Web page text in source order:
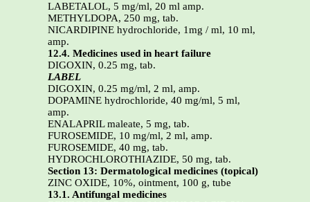
LABETALOL, 5 mg/ml, 20 ml amp.
METHYLDOPA, 250 mg, tab.
NICARDIPINE hydrochloride, 1mg / ml, 10 ml,
amp.
12.4. Medicines used in heart failure
DIGOXIN, 0.25 mg, tab.
LABEL
DIGOXIN, 0.25 mg/ml, 2 ml, amp.
DOPAMINE hydrochloride, 40 mg/ml, 5 ml,
amp.
ENALAPRIL maleate, 5 mg, tab.
FUROSEMIDE, 10 mg/ml, 2 ml, amp.
FUROSEMIDE, 40 mg, tab.
HYDROCHLOROTHIAZIDE, 50 mg, tab.
Section 13: Dermatological medicines (topical)
ZINC OXIDE, 10%, ointment, 100 g, tube
13.1. Antifungal medicines